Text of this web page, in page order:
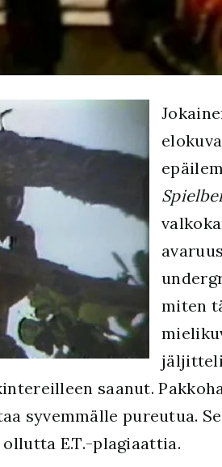
J
miten
saanut.
syvemmälle pureutua.
E.T.-plagiaattia.